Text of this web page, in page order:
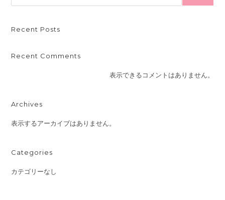
Recent Posts
Recent Comments
表示できるコメントはありません。
Archives
表示するアーカイブはありません。
Categories
カテゴリーなし